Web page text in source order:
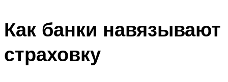
Как банки навязывают
страховку